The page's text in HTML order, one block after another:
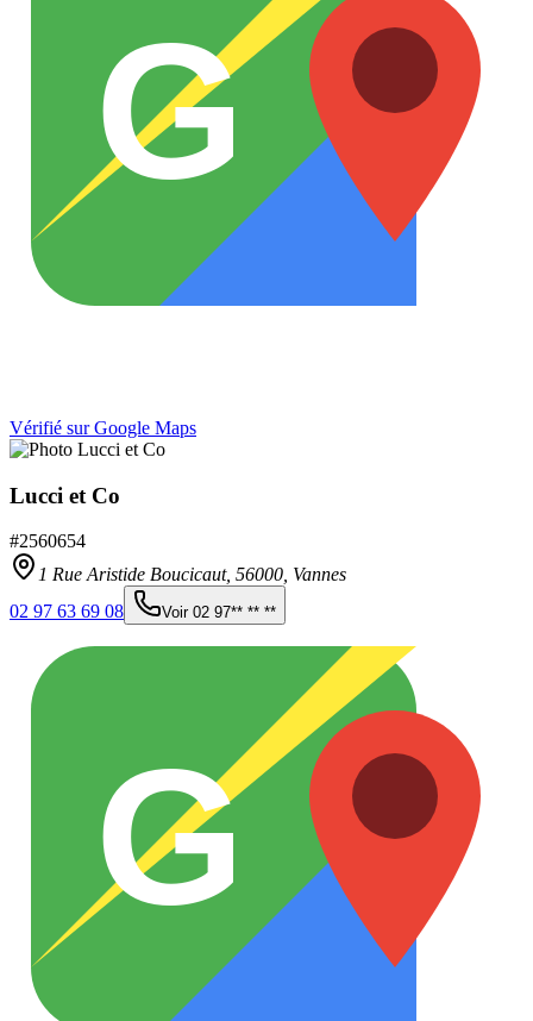
G
Vérifié sur Google Maps
Lucci et Co
#2560654
1 Rue Aristide Boucicaut, 56000 Vannes
02 97 63 69 08
Voir 02 97** ** **
G